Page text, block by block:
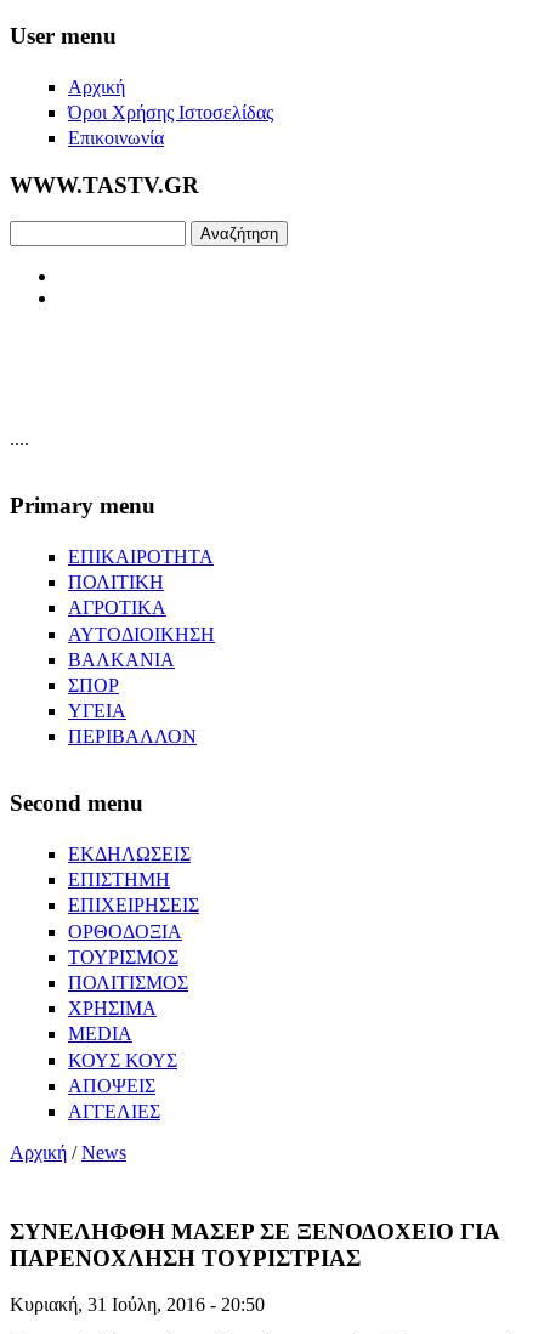
Skip to main content
User menu
Αρχική
Όροι Χρήσης Ιστοσελίδας
Επικοινωνία
WWW.TASTV.GR
....
Primary menu
ΕΠΙΚΑΙΡΟΤΗΤΑ
ΠΟΛΙΤΙΚΗ
ΑΓΡΟΤΙΚΑ
ΑΥΤΟΔΙΟΙΚΗΣΗ
ΒΑΛΚΑΝΙΑ
ΣΠΟΡ
ΥΓΕΙΑ
ΠΕΡΙΒΑΛΛΟΝ
Second menu
ΕΚΔΗΛΩΣΕΙΣ
ΕΠΙΣΤΗΜΗ
ΕΠΙΧΕΙΡΗΣΕΙΣ
ΟΡΘΟΔΟΞΙΑ
ΤΟΥΡΙΣΜΟΣ
ΠΟΛΙΤΙΣΜΟΣ
ΧΡΗΣΙΜΑ
MEDIA
ΚΟΥΣ ΚΟΥΣ
ΑΠΟΨΕΙΣ
ΑΓΓΕΛΙΕΣ
Αρχική /News
ΣΥΝΕΛΗΦΘΗ ΜΑΣΕΡ ΣΕ ΞΕΝΟΔΟΧΕΙΟ ΓΙΑ
ΠΑΡΕΝΟΧΛΗΣΗ ΤΟΥΡΙΣΤΡΙΑΣ
Κυριακή, 31 Ιούλη, 2016 - 20:50